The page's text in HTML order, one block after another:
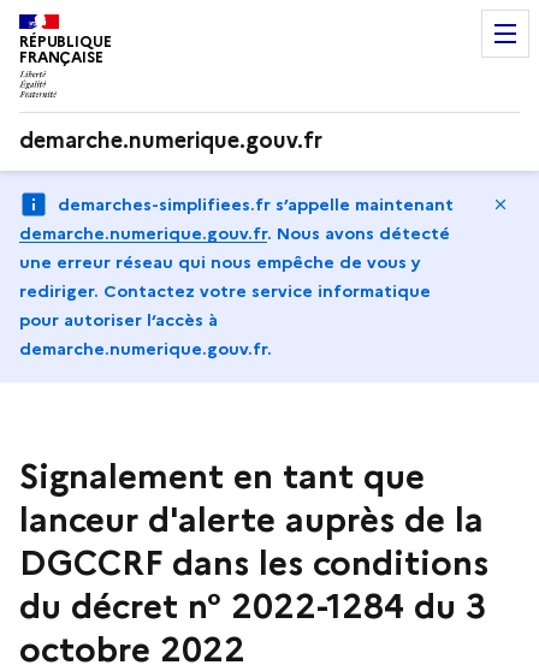
RÉPUBLIQUE
FRANÇAISE
demarche.numerique.gouv.fr
demarches-simplifiees.fr s’appelle maintenant
demarche.numerique.gouv.fr. Nous avons détecté
une erreur réseau qui nous empêche de vous y
rediriger. Contactez votre service informatique
pour autoriser l‘accès à
demarche.numerique.gouv.fr.
Signalement en tant que
lanceur d'alerte auprès de la
DGCCRF dans les conditions
du décret n° 2022-1284 du 3
octobre 2022